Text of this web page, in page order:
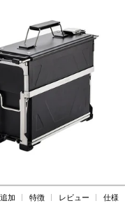
加 特徴 レビュー 仕様
カートに追加